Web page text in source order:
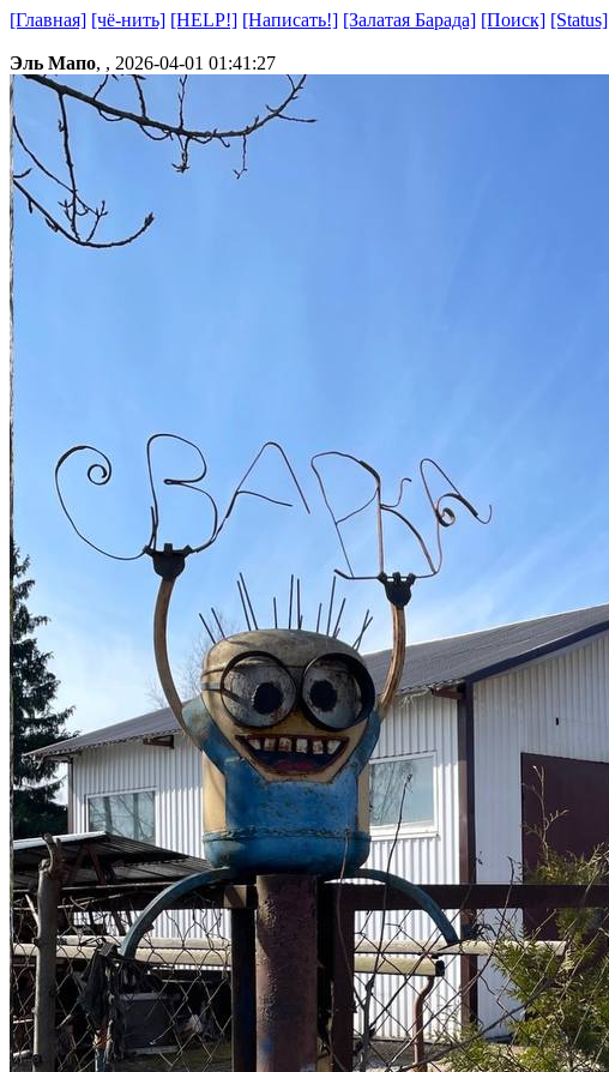
[Главная] [чё-нить] [HELP!] [Написать!] [Залатая Барада] [Поиск] [Status]
Эль Мапо, , 2026-04-01 01:41:27